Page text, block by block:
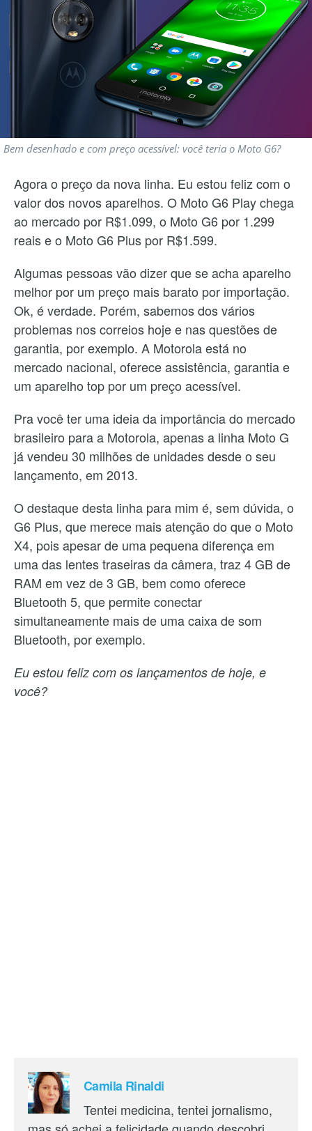
Bem desenhado e com preço acessível: você teria o Moto G6?
Agora o preço da nova linha. Eu estou feliz com o
valor dos novos aparelhos. O Moto G6 Play chega
ao mercado por R$1.099, o Moto G6 por 1.299
reais e o Moto G6 Plus por R$1.599.
Algumas pessoas vão dizer que se acha aparelho
melhor por um preço mais barato por importação.
Ok, é verdade. Porém, sabemos dos vários
problemas nos correios hoje e nas questões de
garantia, por exemplo. A Motorola está no
mercado nacional, oferece assistência, garantia e
um aparelho top por um preço acessível.
Pra você ter uma ideia da importância do mercado
brasileiro para a Motorola, apenas a linha Moto G
já vendeu 30 milhões de unidades desde o seu
lançamento, em 2013.
O destaque desta linha para mim é, sem dúvida, o
G6 Plus, que merece mais atenção do que o Moto
X4, pois apesar de uma pequena diferença em
uma das lentes traseiras da câmera, traz 4 GB de
RAM em vez de 3 GB, bem como oferece
Bluetooth 5, que permite conectar
simultaneamente mais de uma caixa de som
Bluetooth, por exemplo.
Eu estou feliz com os lançamentos de hoje, e
você?
Camila Rinaldi
Tentei medicina, tentei jornalismo,